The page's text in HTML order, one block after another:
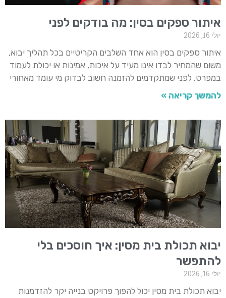
איתור ספקים בסין: מה בודקים לפני
יולי 16, 2026
איתור ספקים בסין הוא אחד השלבים הקריטיים בכל תהליך יבוא,
משום שהמחיר לבדו אינו מעיד על איכות, אמינות או יכולת לעמוד
במפרט. לפני שמתקדמים להזמנה חשוב לבדוק מי עומד מאחורי
להמשך קריאה »
יבוא תכולת בית מסין: איך חוסכים בלי
להתפשר
יולי 16, 2026
יבוא תכולת בית מסין יכול להפוך פרויקט בנייה יקר להזדמנות